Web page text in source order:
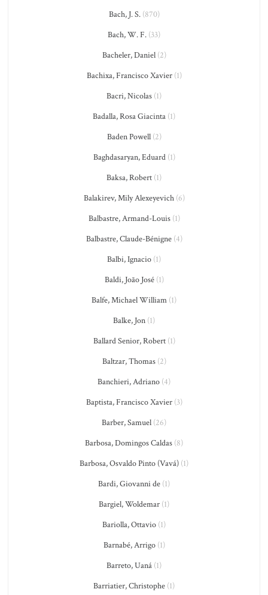
Bach, J. S.(870)
Bach, W. F. (33)
Bacheler, Daniel(2)
Bachixa, Francisco Xavier(1)
Bacri, Nicolas (1)
Badalla, Rosa Giacinta (1)
Baden Powell(2)
Baghdasaryan, Eduard(1)
Baksa, Robert (1)
Balakirev, Mily Alexeyevich(6)
Balbastre, Armand-Louis(1)
Balbastre, Claude-Bénigne(4)
Balbi, Ignacio (1)
Baldi, João José(1)
Balfe, Michael William (1)
Balke, Jon (1)
Ballard Senior, Robert(1)
Baltzar, Thomas(2)
Banchieri, Adriano (4)
Baptista, Francisco Xavier(3)
Barber, Samuel (26)
Barbosa, Domingos Caldas (8)
Barbosa, Osvaldo Pinto (Vavá) (1)
Bardi, Giovanni de (1)
Bargiel, Woldemar (1)
Bariolla, Ottavio (1)
Barnabé, Arrigo(1)
Barreto, Uaná (1)
Barriatier, Christophe (1)